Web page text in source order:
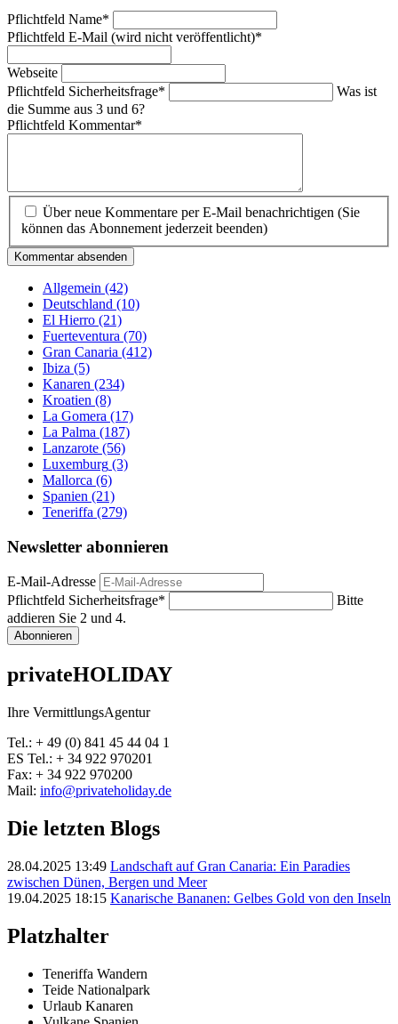
Pflichtfeld Name*
Pflichtfeld E-Mail (wird nicht veröffentlicht)*
Webseite
Pflichtfeld Sicherheitsfrage*
Was ist
die Summe aus 3 und 6?
Pflichtfeld Kommentar*
Über neue Kommentare per E-Mail benachrichtigen (Sie
können das Abonnement jederzeit beenden)
Kommentar absenden
Allgemein (42)
Deutschland (10)
El Hierro (21)
Fuerteventura (70)
Gran Canaria (412)
Ibiza (5)
Kanaren (234)
Kroatien (8)
La Gomera (17)
La Palma (187)
Lanzarote (56)
Luxemburg (3)
Mallorca (6)
Spanien (21)
Teneriffa (279)
Newsletter abonnieren
E-Mail-Adresse
Pflichtfeld Sicherheitsfrage*
Bitte
addieren Sie 2 und 4.
Abonnieren
privateHOLIDAY
Ihre VermittlungsAgentur
Tel.: + 49 (0) 841 45 44 04 1
ES Tel.: + 34 922 970201
Fax: + 34 922 970200
Mail: info@privateholiday.de
Die letzten Blogs
28.04.2025 13:49 Landschaft auf Gran Canaria: Ein Paradies
zwischen Dünen, Bergen und Meer
19.04.2025 18:15 Kanarische Bananen: Gelbes Gold von den Inseln
Platzhalter
Teneriffa Wandern
Teide Nationalpark
Urlaub Kanaren